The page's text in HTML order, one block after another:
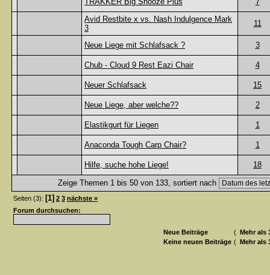
Avid Restbite x vs. Nash Indulgence Mark
3
11
Neue Liege mit Schlafsack ? 3
Chub - Cloud 9 Rest Eazi Chair 4
Neuer Schlafsack 15
Neue Liege, aber welche?? 2
Elastikgurt für Liegen 1
Anaconda Tough Carp Chair? 1
Hilfe, suche hohe Liege!
18
Zeige Themen 1 bis 50 von 133, sortiert nach
Seiten (3): [1] 2 3 nächste »
Forum durchsuchen:
Neue Beiträge ( Mehr als
Keine neuen Beiträge ( Mehr als